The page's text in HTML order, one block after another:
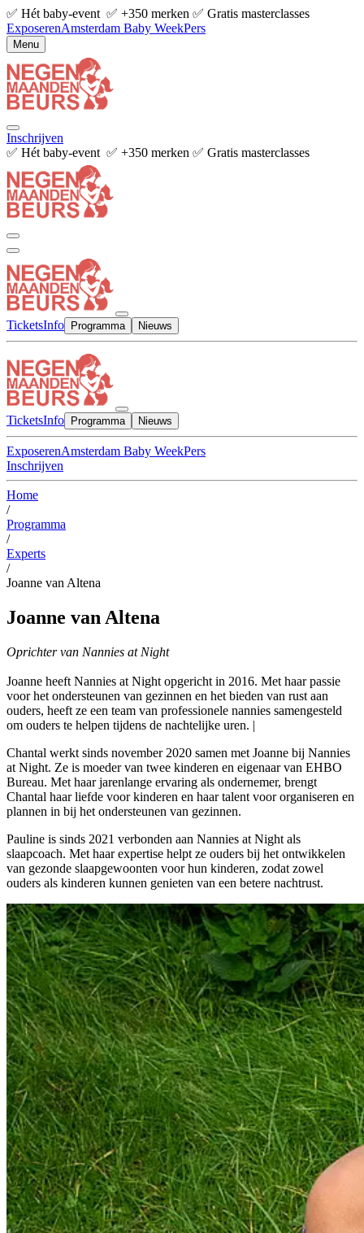
✅ Hét baby-event ✅ +350 merken ✅ Gratis masterclasses
ExposerenAmsterdam Baby WeekPers
Menu
Inschrijven
✅ Hét baby-event ✅ +350 merken ✅ Gratis masterclasses
TicketsInfo Programma Nieuws
TicketsInfo Programma Nieuws
ExposerenAmsterdam Baby WeekPers
Inschrijven
Home
/
Programma
/
Experts
/
Joanne van Altena
Joanne van Altena
Oprichter van Nannies at Night
Joanne heeft Nannies at Night opgericht in 2016. Met haar passie
voor het ondersteunen van gezinnen en het bieden van rust aan
ouders, heeft ze een team van professionele nannies samengesteld
om ouders te helpen tijdens de nachtelijke uren. |
Chantal werkt sinds november 2020 samen met Joanne bij Nannies
at Night. Ze is moeder van twee kinderen en eigenaar van EHBO
Bureau. Met haar jarenlange ervaring als ondernemer, brengt
Chantal haar liefde voor kinderen en haar talent voor organiseren en
plannen in bij het ondersteunen van gezinnen.
Pauline is sinds 2021 verbonden aan Nannies at Night als
slaapcoach. Met haar expertise helpt ze ouders bij het ontwikkelen
van gezonde slaapgewoonten voor hun kinderen, zodat zowel
ouders als kinderen kunnen genieten van een betere nachtrust.